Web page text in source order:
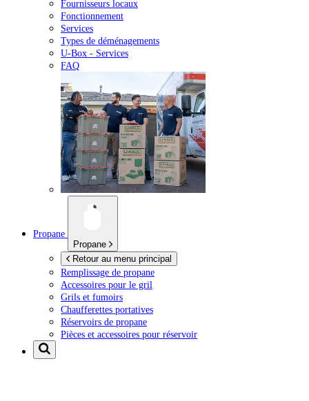
Fournisseurs locaux
Fonctionnement
Services
Types de déménagements
U-Box - Services
FAQ
Propane
Propane
Retour au menu principal
Remplissage de propane
Accessoires pour le gril
Grils et fumoirs
Chaufferettes portatives
Réservoirs de propane
Pièces et accessoires pour réservoir